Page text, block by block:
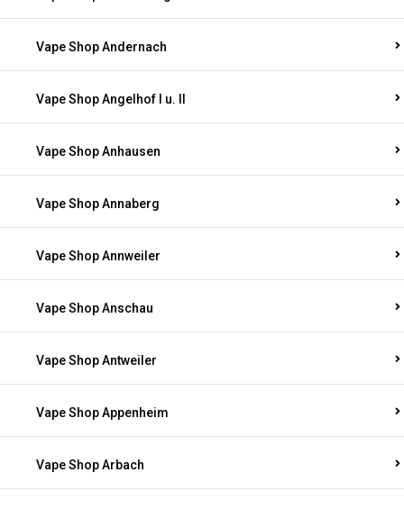
Vape Shop Andernach
Vape Shop Angelhof I u. II
Vape Shop Anhausen
Vape Shop Annaberg
Vape Shop Annweiler
Vape Shop Anschau
Vape Shop Antweiler
Vape Shop Appenheim
Vape Shop Arbach